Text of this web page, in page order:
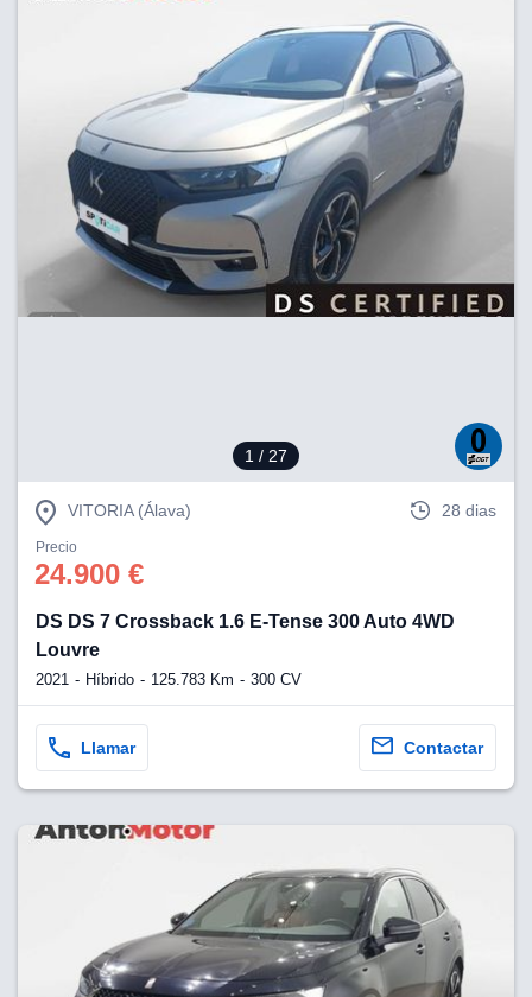
1 / 27
VITORIA (Álava) 28 dias
Precio
24.900 €
DS DS 7 Crossback 1.6 E-Tense 300 Auto 4WD
Louvre
2021 Híbrido 125.783 Km 300 CV
Llamar Contactar